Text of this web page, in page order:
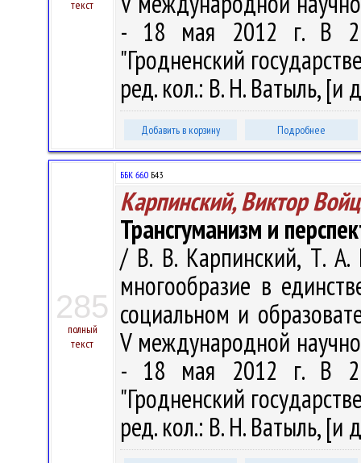
текст
- 18 мая 2012 г. В 2
"Гродненский
ред. кол.: В. Н. Ватыль, [и
Добавить в корзину Подробнее
285
полный
текст
ББК 66.0 Б43
Карпинский, Виктор
Трансгуманизм и
/ В. В. Карпинский, Т. А.
многообразие в
социальном и
V международной
- 18 мая 2012 г. В 2
"Гродненский
ред. кол.: В. Н. Ватыль, [и